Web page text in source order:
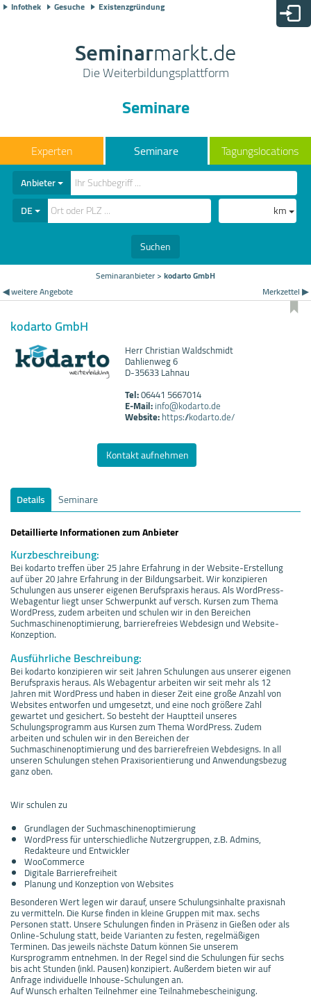
Infothek Gesuche Existenzgründung
Seminarmarkt.de
Die Weiterbildungsplattform
Seminare
Seminare Tagungslocations
Anbieter
DE
km
Suchen
Seminaranbieter>kodarto GmbH
◀ weitere Angebote
Merkzettel ▶
kodarto GmbH
Herr Christian Waldschmidt
Dahlienweg 6
D-35633 Lahnau
Tel:06441 5667014
E-Mail:info@kodarto.de
Website:https://kodarto.de/
Kontakt aufnehmen
Details
Seminare
Detaillierte Informationen zum Anbieter
Kurzbeschreibung:
Bei kodarto treffen über 25 Jahre Erfahrung in der Website-Erstellung
auf über 20 Jahre Erfahrung in der Bildungsarbeit. Wir konzipieren
Schulungen aus unserer eigenen Berufspraxis heraus. Als WordPress-
Webagentur liegt unser Schwerpunkt auf versch. Kursen zum Thema
WordPress, zudem arbeiten und schulen wir in den Bereichen
Suchmaschinenoptimierung, barrierefreies Webdesign und Website-
Konzeption.
Ausführliche Beschreibung:
Bei kodarto konzipieren wir seit Jahren Schulungen aus unserer eigenen
Berufspraxis heraus. Als Webagentur arbeiten wir seit mehr als 12
Jahren mit WordPress und haben in dieser Zeit eine große Anzahl von
Websites entworfen und umgesetzt, und eine noch größere Zahl
gewartet und gesichert. So besteht der Hauptteil unseres
Schulungsprogramm aus Kursen zum Thema WordPress. Zudem
arbeiten und schulen wir in den Bereichen der
Suchmaschinenoptimierung und des barrierefreien Webdesigns. In all
unseren Schulungen stehen Praxisorientierung und Anwendungsbezug
ganz oben.
Wir schulen zu
Grundlagen der Suchmaschinenoptimierung
WordPress für unterschiedliche Nutzergruppen, z.B. Admins,
Redakteure und Entwickler
WooCommerce
Digitale Barrierefreiheit
Planung und Konzeption von Websites
Besonderen Wert legen wir darauf, unsere Schulungsinhalte praxisnah
zu vermitteln. Die Kurse finden in kleine Gruppen mit max. sechs
Personen statt. Unsere Schulungen finden in Präsenz in Gießen oder als
Online-Schulung statt, beide Varianten zu festen, regelmäßigen
Terminen. Das jeweils nächste Datum können Sie unserem
Kursprogramm entnehmen. In der Regel sind die Schulungen für sechs
bis acht Stunden (inkl. Pausen) konzipiert. Außerdem bieten wir auf
Anfrage individuelle Inhouse-Schulungen an.
Auf Wunsch erhalten Teilnehmer eine Teilnahmebescheinigung.